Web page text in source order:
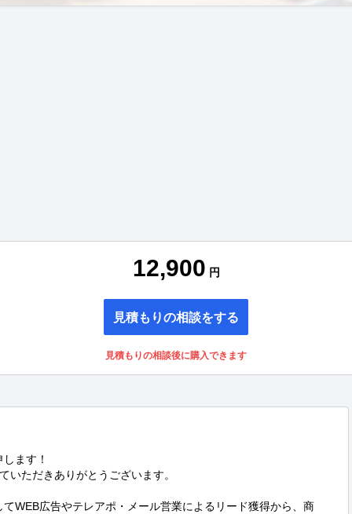
12,900 円
見積もりの相談をする
見積もりの相談後に購入できます
ます！
いただきありがとうございます。
WEB広告やテレアポ・メール営業によるリード獲得から、商